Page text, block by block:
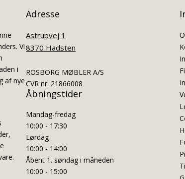
Vi
i
af nye
Adresse
Astrupvej 1
8370 Hadsten
ROSBORG MØBLER A/S
CVR nr. 21866008
Åbningstider
Mandag-fredag
10:00 - 17:30
Lørdag
10:00 - 14:00
Åbent 1. søndag i måneden
10:00 - 15:00